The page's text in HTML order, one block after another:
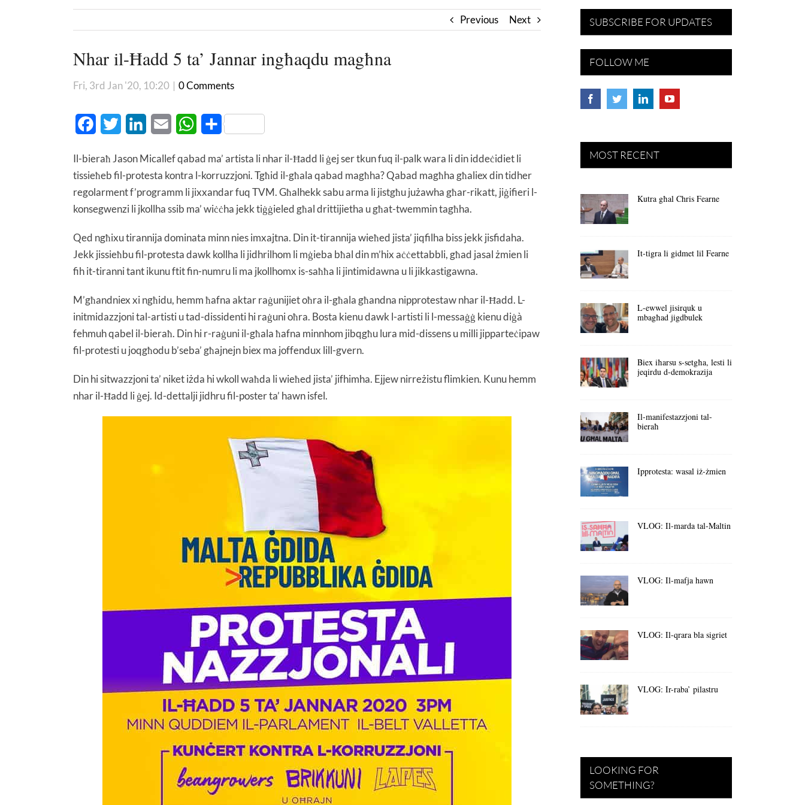
Previous Next
Nhar il-Ħadd 5 ta’ Jannar ingħaqdu magħna
Fri, 3rd Jan '20, 10:20 | 0 Comments
FacebookTwitter LinkedInEmail WhatsApp
Share
Il-bieraħ Jason Micallef qabad ma’ artista li nhar il-Ħadd li ġej ser tkun fuq il-palk wara li din iddeċidiet li
tissieħeb fil-protesta kontra l-korruzzjoni. Tgħid il-għala qabad magħha? Qabad magħha għaliex din tidher
regolarment f’programm li jixxandar fuq TVM. Għalhekk sabu arma li jistgħu jużawha għar-rikatt, jiġifieri l-
konsegwenzi li jkollha ssib ma’ wiċċha jekk tiġġieled għal drittijietha u għat-twemmin tagħha.
Qed ngħixu tirannija dominata minn nies imxajtna. Din it-tirannija wieħed jista’ jiqfilha biss jekk jisfidaha.
Jekk jissieħbu fil-protesta dawk kollha li jidhrilhom li mġieba bħal din m’hix aċċettabbli, għad jasal żmien li
fih it-tiranni tant ikunu ftit fin-numru li ma jkollhomx is-saħħa li jintimidawna u li jikkastigawna.
M’għandniex xi ngħidu, hemm ħafna aktar raġunijiet oħra il-għala għandna nipprotestaw nhar il-Ħadd. L-
initmidazzjoni tal-artisti u tad-dissidenti hi raġuni oħra. Bosta kienu dawk l-artisti li l-messaġġ kienu diġà
fehmuh qabel il-bieraħ. Din hi r-raġuni il-għala ħafna minnhom jibqgħu lura mid-dissens u milli jipparteċipaw
fil-protesti u joqgħodu b’seba’ għajnejn biex ma joffendux lill-gvern.
Din hi sitwazzjoni ta’ niket iżda hi wkoll waħda li wieħed jista’ jifhimha. Ejjew nirreżistu flimkien. Kunu hemm
nhar il-Ħadd li ġej. Id-dettalji jidhru fil-poster ta’ hawn isfel.
SUBSCRIBE FOR UPDATES
FOLLOW ME
MOST RECENT
Kutra għal Chris Fearne
It-tigra li gidmet lil Fearne
L-ewwel jisirquk u
mbagħad jigdbulek
Biex iħarsu s-setgħa, lesti li
jeqirdu d-demokrazija
Il-manifestazzjoni tal-
bieraħ
Ipprotesta: wasal iż-żmien
VLOG: Il-marda tal-Maltin
VLOG: Il-mafja hawn
VLOG: Il-qrara bla sigriet
VLOG: Ir-raba’ pilastru
LOOKING FOR
SOMETHING?